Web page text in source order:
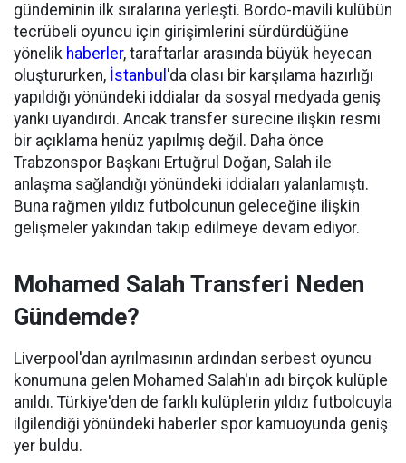
gündeminin ilk sıralarına yerleşti. Bordo-mavili kulübün
tecrübeli oyuncu için girişimlerini sürdürdüğüne
yönelik haberler, taraftarlar arasında büyük heyecan
oluştururken, İstanbul 'da olası bir karşılama hazırlığı
yapıldığı yönündeki iddialar da sosyal medyada geniş
yankı uyandırdı. Ancak transfer sürecine ilişkin resmi
bir açıklama henüz yapılmış değil. Daha önce
Trabzonspor Başkanı Ertuğrul Doğan, Salah ile
anlaşma sağlandığı yönündeki iddiaları yalanlamıştı.
Buna rağmen yıldız futbolcunun geleceğine ilişkin
gelişmeler yakından takip edilmeye devam ediyor.
Mohamed Salah Transferi Neden
Gündemde?
Liverpool'dan ayrılmasının ardından serbest oyuncu
konumuna gelen Mohamed Salah'ın adı birçok kulüple
anıldı. Türkiye'den de farklı kulüplerin yıldız futbolcuyla
ilgilendiği yönündeki haberler spor kamuoyunda geniş
yer buldu.